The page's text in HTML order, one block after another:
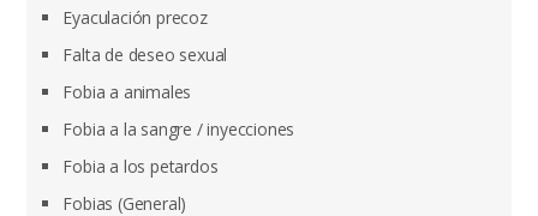
Eyaculación precoz
Falta de deseo sexual
Fobia a animales
Fobia a la sangre / inyecciones
Fobia a los petardos
Fobias (General)